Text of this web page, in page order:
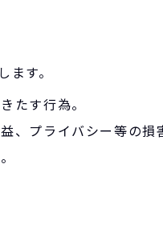
す。
たす行為。
プライバシー等の損